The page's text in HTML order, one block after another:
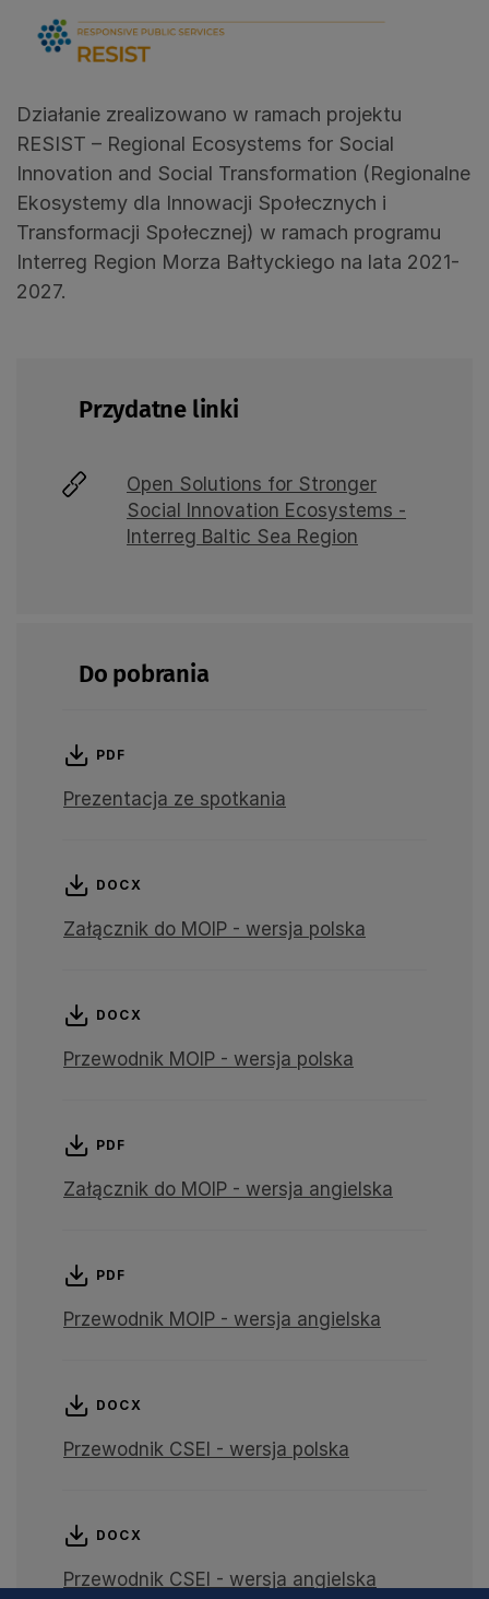
Działanie zrealizowano w ramach projektu
RESIST – Regional Ecosystems for Social
Innovation and Social Transformation (Regionalne
Ekosystemy dla Innowacji Społecznych i
Transformacji Społecznej) w ramach programu
Interreg Region Morza Bałtyckiego na lata 2021-
2027.
Przydatne linki
Open Solutions for Stronger
Social Innovation Ecosystems -
Interreg Baltic Sea Region
Do pobrania
PDF
Prezentacja ze spotkania
DOCX
Załącznik do MOIP - wersja polska
DOCX
Przewodnik MOIP - wersja polska
PDF
Załącznik do MOIP - wersja angielska
PDF
Przewodnik MOIP - wersja angielska
DOCX
Przewodnik CSEI - wersja polska
DOCX
Przewodnik CSEI - wersja angielska